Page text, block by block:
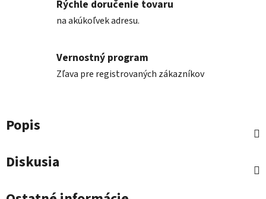
Rýchle doručenie tovaru
na akúkoľvek adresu.
Vernostný program
Zľava pre registrovaných zákazníkov
Popis
Diskusia